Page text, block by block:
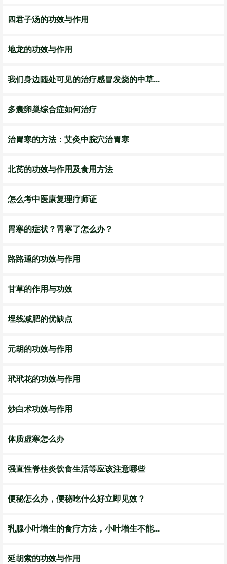
四君子汤的功效与作用
地龙的功效与作用
我们身边随处可见的治疗感冒发烧的中草...
多囊卵巢综合症如何治疗
治胃寒的方法：艾灸中脘穴治胃寒
北芪的功效与作用及食用方法
怎么考中医康复理疗师证
胃寒的症状？胃寒了怎么办？
路路通的功效与作用
甘草的作用与功效
埋线减肥的优缺点
元胡的功效与作用
玳玳花的功效与作用
炒白术功效与作用
体质虚寒怎么办
强直性脊柱炎饮食生活等应该注意哪些
便秘怎么办，便秘吃什么好立即见效？
乳腺小叶增生的食疗方法，小叶增生不能...
延胡索的功效与作用